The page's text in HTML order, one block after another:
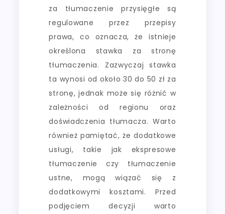
za tłumaczenie przysięgłe są
regulowane przez przepisy
prawa, co oznacza, że istnieje
określona stawka za stronę
tłumaczenia. Zazwyczaj stawka
ta wynosi od około 30 do 50 zł za
stronę, jednak może się różnić w
zależności od regionu oraz
doświadczenia tłumacza. Warto
również pamiętać, że dodatkowe
usługi, takie jak ekspresowe
tłumaczenie czy tłumaczenie
ustne, mogą wiązać się z
dodatkowymi kosztami. Przed
podjęciem decyzji warto